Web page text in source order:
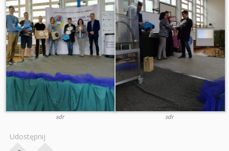
sdr sdr
Udostępnij